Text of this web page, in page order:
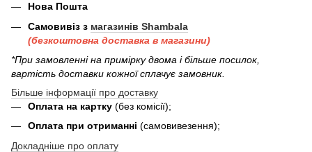
Нова Пошта
Самовивіз з магазинів Shambala
(безкоштовна доставка в магазини)
*При замовленні на примірку двома і більше посилок,
вартість доставки кожної сплачує замовник.
Більше інформації про доставку
Оплата на картку (без комісії);
Оплата при отриманні (самовивезення);
Докладніше про оплату